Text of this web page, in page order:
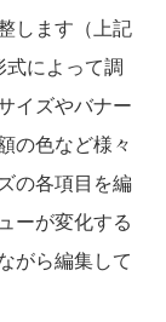
します（上記
によって調
イズやバナー
の色など様々
の各項目を編
ーが変化する
がら編集して